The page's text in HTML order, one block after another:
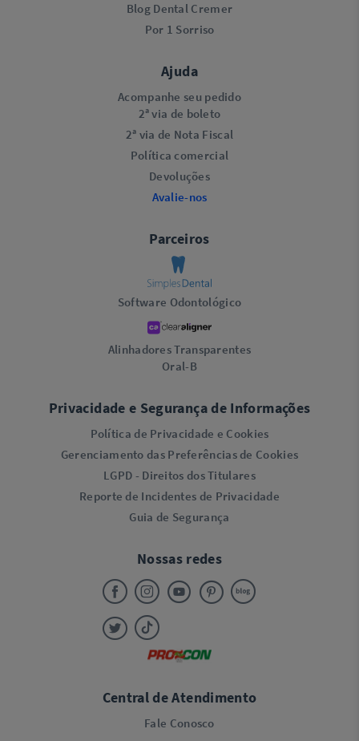
Blog Dental Cremer
Por 1 Sorriso
Ajuda
Acompanhe seu pedido
2ª via de boleto
2ª via de Nota Fiscal
Política comercial
Devoluções
Avalie-nos
Parceiros
Software Odontológico
Alinhadores Transparentes
Oral-B
Privacidade e Segurança de Informações
Política de Privacidade e Cookies
Gerenciamento das Preferências de Cookies
LGPD - Direitos dos Titulares
Reporte de Incidentes de Privacidade
Guia de Segurança
Nossas redes
Central de Atendimento
Fale Conosco